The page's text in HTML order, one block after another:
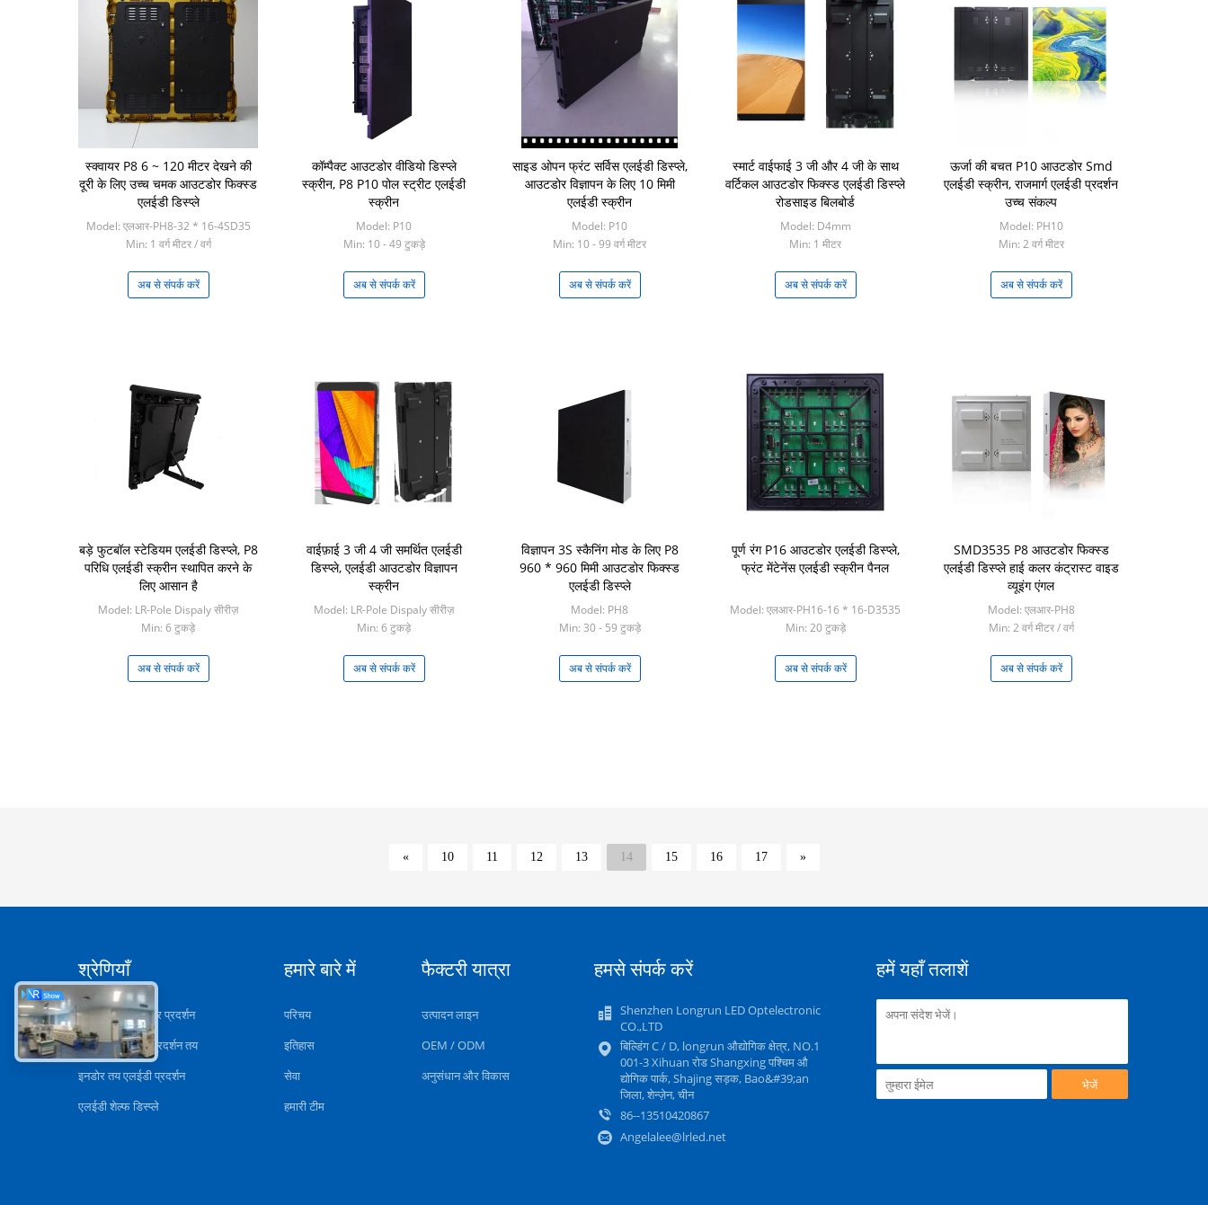
स्क्वायर P8 6 ~ 120 मीटर देखने की
दूरी के लिए उच्च चमक आउटडोर फिक्स्ड
एलईडी डिस्प्ले
Model: एलआर-PH8-32 * 16-4SD35
Min: 1 वर्ग मीटर / वर्ग
अब से संपर्क करें
कॉम्पैक्ट आउटडोर वीडियो डिस्प्ले
स्क्रीन, P8 P10 पोल स्ट्रीट एलईडी
स्क्रीन
Model: P10
Min: 10 - 49 टुकड़े
अब से संपर्क करें
साइड ओपन फ्रंट सर्विस एलईडी डिस्प्ले,
आउटडोर विज्ञापन के लिए 10 मिमी
एलईडी स्क्रीन
Model: P10
Min: 10 - 99 वर्ग मीटर
अब से संपर्क करें
स्मार्ट वाईफाई 3 जी और 4 जी के साथ
वर्टिकल आउटडोर फिक्स्ड एलईडी डिस्प्ले
रोडसाइड बिलबोर्ड
Model: D4mm
Min: 1 मीटर
अब से संपर्क करें
ऊर्जा की बचत P10 आउटडोर Smd
एलईडी स्क्रीन, राजमार्ग एलईडी प्रदर्शन
उच्च संकल्प
Model: PH10
Min: 2 वर्ग मीटर
अब से संपर्क करें
बड़े फुटबॉल स्टेडियम एलईडी डिस्प्ले, P8
परिधि एलईडी स्क्रीन स्थापित करने के
लिए आसान है
Model: LR-Pole Dispaly सीरीज़
Min: 6 टुकड़े
अब से संपर्क करें
वाईफ़ाई 3 जी 4 जी समर्थित एलईडी
डिस्प्ले, एलईडी आउटडोर विज्ञापन
स्क्रीन
Model: LR-Pole Dispaly सीरीज़
Min: 6 टुकड़े
अब से संपर्क करें
विज्ञापन 3S स्कैनिंग मोड के लिए P8
960 * 960 मिमी आउटडोर फिक्स्ड
एलईडी डिस्प्ले
Model: PH8
Min: 30 - 59 टुकड़े
अब से संपर्क करें
पूर्ण रंग P16 आउटडोर एलईडी डिस्प्ले,
फ्रंट मेंटेनेंस एलईडी स्क्रीन पैनल
Model: एलआर-PH16-16 * 16-D3535
Min: 20 टुकड़े
अब से संपर्क करें
SMD3535 P8 आउटडोर फिक्स्ड
एलईडी डिस्प्ले हाई कलर कंट्रास्ट वाइड
व्यूइंग एंगल
Model: एलआर-PH8
Min: 2 वर्ग मीटर / वर्ग
अब से संपर्क करें
« 10 11 12 13 14 15 16 17 »
श्रेणियाँ
एलईडी वीडियो दीवार प्रदर्शन
आउटडोर एलईडी प्रदर्शन तय
इनडोर तय एलईडी प्रदर्शन
एलईडी शेल्फ डिस्प्ले
हमारे बारे में
परिचय
इतिहास
सेवा
हमारी टीम
फैक्टरी यात्रा
उत्पादन लाइन
OEM / ODM
अनुसंधान और विकास
हमसे संपर्क करें
Shenzhen Longrun LED Optelectronic
CO.,LTD
बिल्डिंग C / D, longrun औद्योगिक क्षेत्र, NO.1
001-3 Xihuan रोड Shangxing पश्चिम औ
द्योगिक पार्क, Shajing सड़क, Bao&#39;an
जिला, शेन्ज़ेन, चीन
86--13510420867
Angelalee@lrled.net
हमें यहाँ तलाशें
भेजें